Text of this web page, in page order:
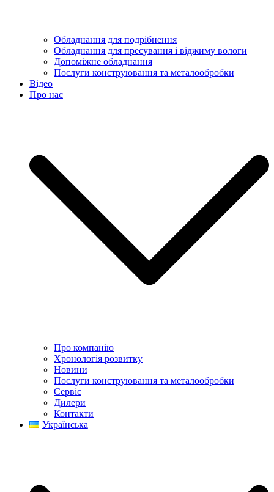
Обладнання для подрібнення
Обладнання для пресування і віджиму вологи
Допоміжне обладнання
Послуги конструювання та металообробки
Відео
Про нас
Про компанію
Хронологія розвитку
Новини
Послуги конструювання та металообробки
Сервіс
Дилери
Контакти
Українська